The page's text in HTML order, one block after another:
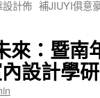
設計佈 補JIUYI俱意
來：暨南
設計學